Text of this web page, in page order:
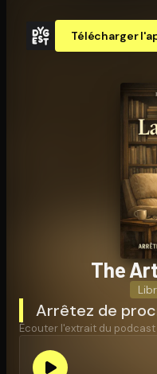
Télécharger
The
Arrêtez de
Écouter l'extrait du podcast